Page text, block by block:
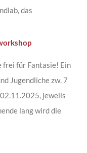
das
für Fantasie! Ein
Jugendliche zw. 7
jeweils
lang wird die